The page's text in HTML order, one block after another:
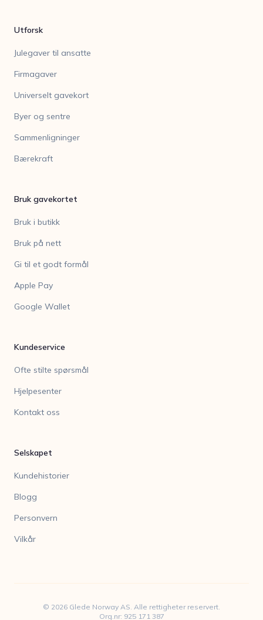
Utforsk
Julegaver til ansatte
Firmagaver
Universelt gavekort
Byer og sentre
Sammenligninger
Bærekraft
Bruk gavekortet
Bruk i butikk
Bruk på nett
Gi til et godt formål
Apple Pay
Google Wallet
Kundeservice
Ofte stilte spørsmål
Hjelpesenter
Kontakt oss
Selskapet
Kundehistorier
Blogg
Personvern
Vilkår
© 2026 Glede Norway AS. Alle rettigheter reservert.
Org.nr: 925 171 387